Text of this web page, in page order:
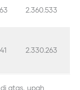
2.360.533
2.330.263
atas, upah